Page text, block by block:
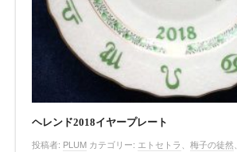
ヘレンド2018イヤープレート
投稿者: PLUM カテゴリー: エトセトラ、 梅子の徒然、